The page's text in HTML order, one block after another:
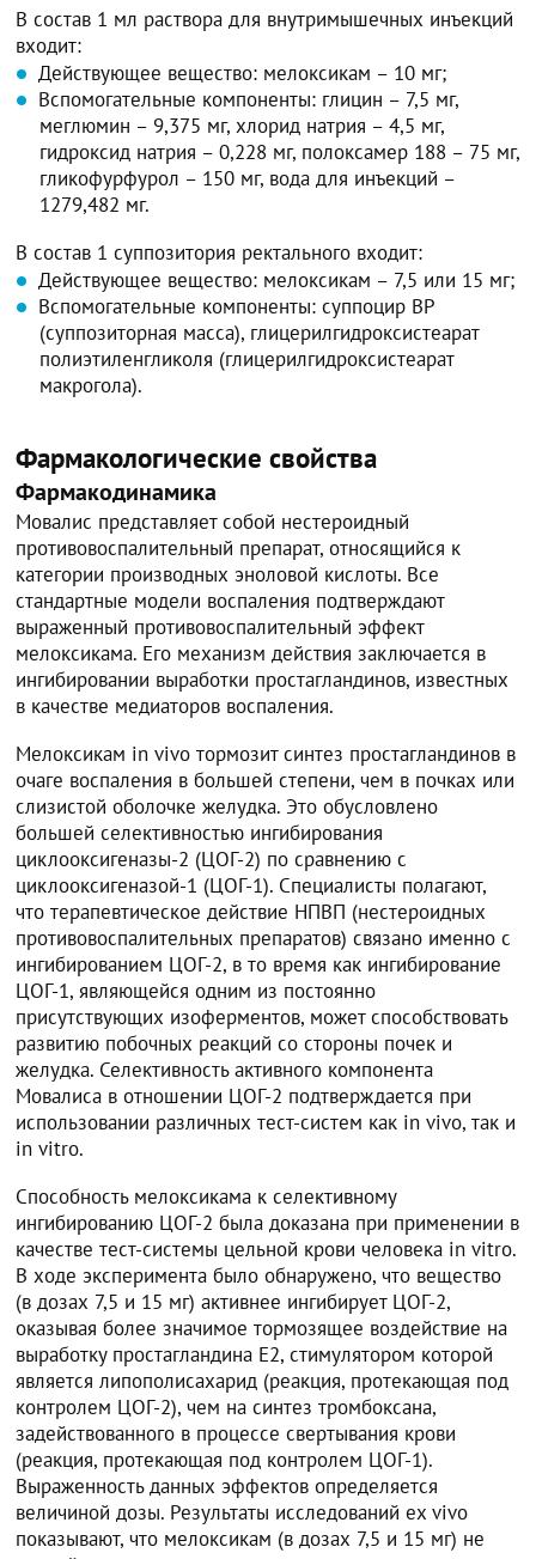
В состав 1 мл раствора для внутримышечных инъекций
входит:
Действующее вещество: мелоксикам – 10 мг;
Вспомогательные компоненты: глицин – 7,5 мг,
меглюмин – 9,375 мг, хлорид натрия – 4,5 мг,
гидроксид натрия – 0,228 мг, полоксамер 188 – 75 мг,
гликофурфурол – 150 мг, вода для инъекций –
1279,482 мг.
В состав 1 суппозитория ректального входит:
Действующее вещество: мелоксикам – 7,5 или 15 мг;
Вспомогательные компоненты: суппоцир ВР
(суппозиторная масса), глицерилгидроксистеарат
полиэтиленгликоля (глицерилгидроксистеарат
макрогола).
Фармакологические свойства
Фармакодинамика
Мовалис представляет собой нестероидный
противовоспалительный препарат, относящийся к
категории производных эноловой кислоты. Все
стандартные модели воспаления подтверждают
выраженный противовоспалительный эффект
мелоксикама. Его механизм действия заключается в
ингибировании выработки простагландинов, известных
в качестве медиаторов воспаления.
Мелоксикам in vivo тормозит синтез простагландинов в
очаге воспаления в большей степени, чем в почках или
слизистой оболочке желудка. Это обусловлено
большей селективностью ингибирования
циклооксигеназы-2 (ЦОГ-2) по сравнению с
циклооксигеназой-1 (ЦОГ-1). Специалисты полагают,
что терапевтическое действие НПВП (нестероидных
противовоспалительных препаратов) связано именно с
ингибированием ЦОГ-2, в то время как ингибирование
ЦОГ-1, являющейся одним из постоянно
присутствующих изоферментов, может способствовать
развитию побочных реакций со стороны почек и
желудка. Селективность активного компонента
Мовалиса в отношении ЦОГ-2 подтверждается при
использовании различных тест-систем как in vivo, так и
in vitro.
Способность мелоксикама к селективному
ингибированию ЦОГ-2 была доказана при применении в
качестве тест-системы цельной крови человека in vitro.
В ходе эксперимента было обнаружено, что вещество
(в дозах 7,5 и 15 мг) активнее ингибирует ЦОГ-2,
оказывая более значимое тормозящее воздействие на
выработку простагландина Е2, стимулятором которой
является липополисахарид (реакция, протекающая под
контролем ЦОГ-2), чем на синтез тромбоксана,
задействованного в процессе свертывания крови
(реакция, протекающая под контролем ЦОГ-1).
Выраженность данных эффектов определяется
величиной дозы. Результаты исследований ex vivo
показывают, что мелоксикам (в дозах 7,5 и 15 мг) не